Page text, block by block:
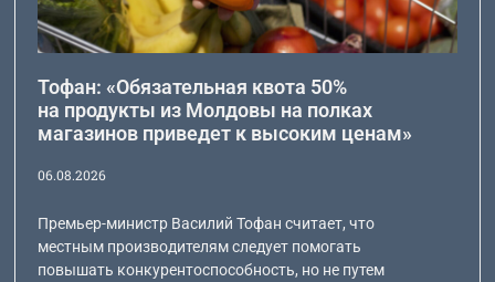
Тофан: «Обязательная квота 50%
на продукты из Молдовы на полках
магазинов приведет к высоким ценам»
06.08.2026
Премьер-министр Василий Тофан считает, что
местным производителям следует помогать
повышать конкурентоспособность, но не путем